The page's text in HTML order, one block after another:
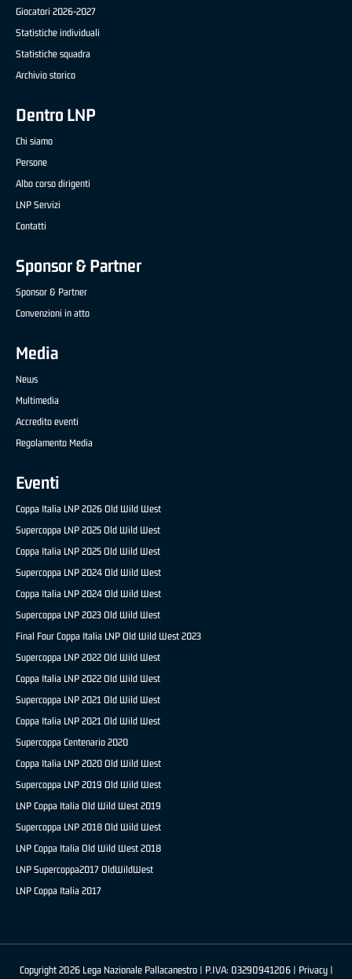
Giocatori 2026-2027
Statistiche individuali
Statistiche squadra
Archivio storico
Dentro LNP
Chi siamo
Persone
Albo corso dirigenti
LNP Servizi
Contatti
Sponsor & Partner
Sponsor & Partner
Convenzioni in atto
Media
News
Multimedia
Accredito eventi
Regolamento Media
Eventi
Coppa Italia LNP 2026 Old Wild West
Supercoppa LNP 2025 Old Wild West
Coppa Italia LNP 2025 Old Wild West
Supercoppa LNP 2024 Old Wild West
Coppa Italia LNP 2024 Old Wild West
Supercoppa LNP 2023 Old Wild West
Final Four Coppa Italia LNP Old Wild West 2023
Supercoppa LNP 2022 Old Wild West
Coppa Italia LNP 2022 Old Wild West
Supercoppa LNP 2021 Old Wild West
Coppa Italia LNP 2021 Old Wild West
Supercoppa Centenario 2020
Coppa Italia LNP 2020 Old Wild West
Supercoppa LNP 2019 Old Wild West
LNP Coppa Italia Old Wild West 2019
Supercoppa LNP 2018 Old Wild West
LNP Coppa Italia Old Wild West 2018
LNP Supercoppa2017 OldWildWest
LNP Coppa Italia 2017
Copyright 2026 Lega Nazionale Pallacanestro | P.IVA: 03290941206 | Privacy|